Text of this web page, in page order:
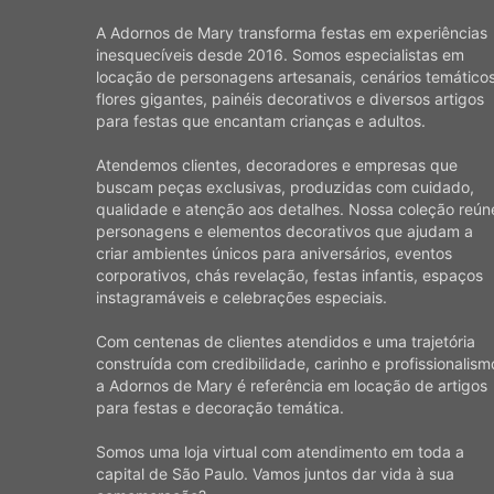
A Adornos de Mary transforma festas em experiências
inesquecíveis desde 2016. Somos especialistas em
locação de personagens artesanais, cenários
flores gigantes, painéis decorativos e diversos artigos
para festas que encantam crianças e adultos.
Atendemos clientes, decoradores e empresas que
buscam peças exclusivas, produzidas com cuidado,
qualidade e atenção aos detalhes. Nossa coleção
personagens e elementos decorativos que ajudam a
criar ambientes únicos para aniversários, eventos
corporativos, chás revelação, festas infantis, espaços
instagramáveis e celebrações especiais.
Com centenas de clientes atendidos e uma trajetória
construída com credibilidade, carinho e
a Adornos de Mary é referência em locação de artigos
para festas e decoração temática.
Somos uma loja virtual com atendimento em toda a
capital de São Paulo. Vamos juntos dar vida à sua